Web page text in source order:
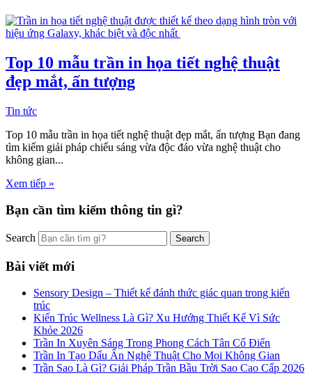
Top 10 mẫu trần in họa tiết nghệ thuật
đẹp mắt, ấn tượng
Tin tức
Top 10 mẫu trần in họa tiết nghệ thuật đẹp mắt, ấn tượng Bạn đang
tìm kiếm giải pháp chiếu sáng vừa độc đáo vừa nghệ thuật cho
không gian...
Xem tiếp »
Bạn cần tìm kiếm thông tin gì?
Search
Bài viết mới
Sensory Design – Thiết kế đánh thức giác quan trong kiến
trúc
Kiến Trúc Wellness Là Gì? Xu Hướng Thiết Kế Vì Sức
Khỏe 2026
Trần In Xuyên Sáng Trong Phong Cách Tân Cổ Điển
Trần In Tạo Dấu Ấn Nghệ Thuật Cho Mọi Không Gian
Trần Sao Là Gì? Giải Pháp Trần Bầu Trời Sao Cao Cấp 2026